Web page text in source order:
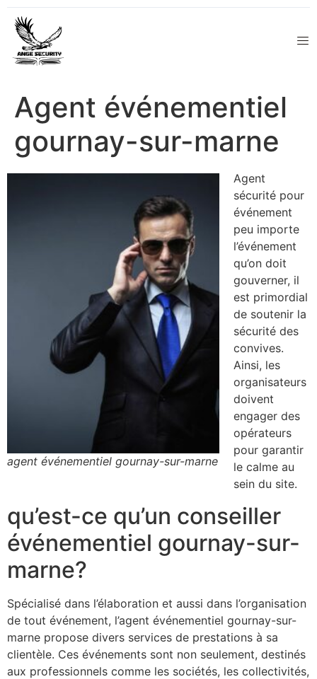
Agent événementiel
gournay-sur-marne
agent événementiel gournay-sur-marne
Agent
sécurité pour
événement
peu importe
l’événement
qu’on doit
gouverner, il
est primordial
de soutenir la
sécurité des
convives.
Ainsi, les
organisateurs
doivent
engager des
opérateurs
pour garantir
le calme au
sein du site.
qu’est-ce qu’un conseiller
événementiel gournay-sur-
marne?
Spécialisé dans l’élaboration et aussi dans l’organisation
de tout événement, l’agent événementiel gournay-sur-
marne propose divers services de prestations à sa
clientèle. Ces événements sont non seulement, destinés
aux professionnels comme les sociétés, les collectivités,